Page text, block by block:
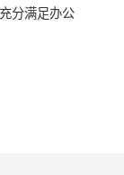
分满足办公